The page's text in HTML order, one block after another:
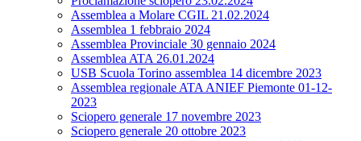
Assemblea a Molare CGIL 21.02.2024
Assemblea 1 febbraio 2024
Assemblea Provinciale 30 gennaio 2024
Assemblea ATA 26.01.2024
USB Scuola Torino assemblea 14 dicembre 2023
Assemblea regionale ATA ANIEF Piemonte 01-12-
2023
Sciopero generale 17 novembre 2023
Sciopero generale 20 ottobre 2023